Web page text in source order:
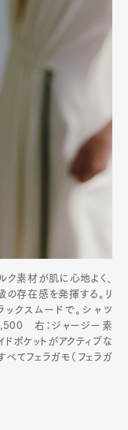
ク素材が肌に心地よく、
の存在感を発揮する。リ
クスムードで。シャツ
右：ジャージー素
ドポケットがアクティブな
てフェラガモ（フェラガ